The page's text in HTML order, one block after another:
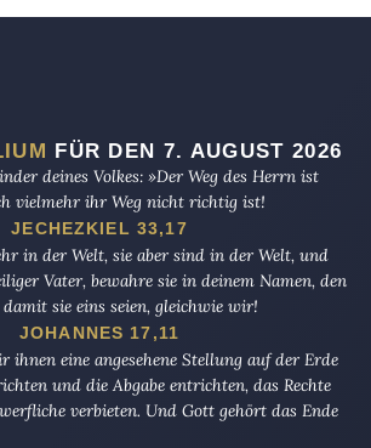
FÜR DEN 7. AUGUST 2026
deines Volkes: »Der Weg des Herrn ist
vielmehr ihr Weg nicht richtig ist!
JECHEZKIEL 33,17
in der Welt, sie aber sind in der Welt, und
Vater, bewahre sie in deinem Namen, den
sie eins seien, gleichwie wir!
JOHANNES 17,11
ihnen eine angesehene Stellung auf der Erde
und die Abgabe entrichten, das Rechte
verbieten. Und Gott gehört das Ende